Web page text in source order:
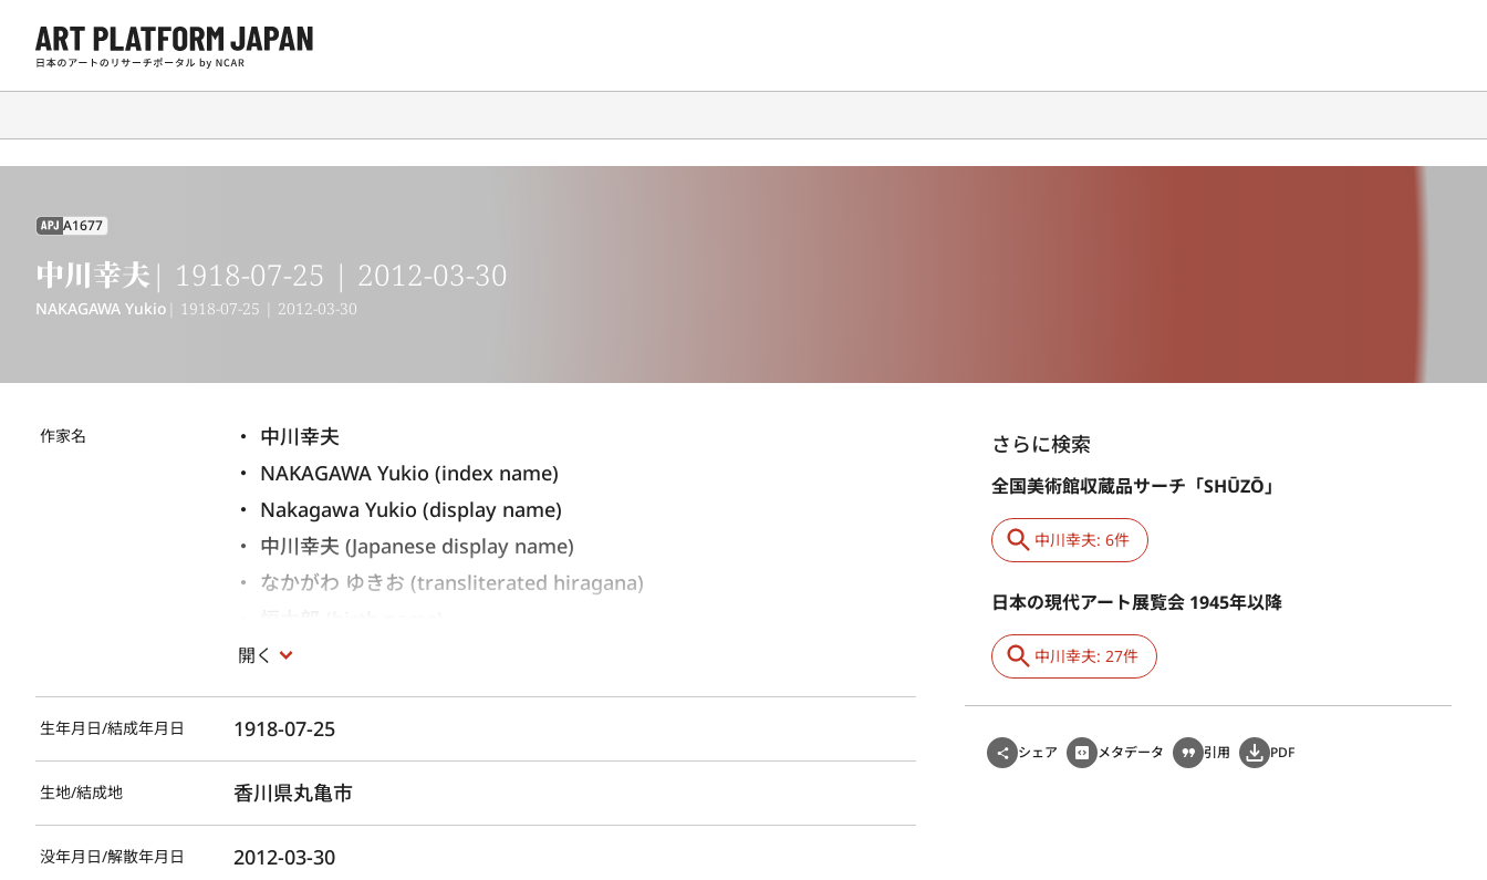
APJ A1677
中川幸夫 | 1918-07-25 | 2012-03-30
NAKAGAWA Yukio | 1918-07-25 | 2012-03-30
作家名
中川幸夫
NAKAGAWA Yukio (index name)
Nakagawa Yukio (display name)
中川幸夫 (Japanese display name)
なかがわ ゆきお (transliterated hiragana)
開く
生年月日/結成年月日 1918-07-25
生地/結成地 香川県丸亀市
没年月日/解散年月日 2012-03-30
さらに検索
全国美術館収蔵品サーチ「SHŪZŌ」
中川幸夫: 6件
日本の現代アート展覧会 1945年以降
中川幸夫: 27件
シェア メタデータ 引用 PDF